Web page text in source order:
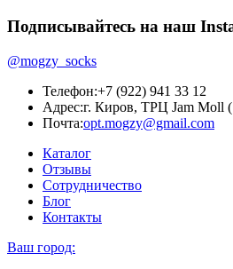
Подписывайтесь на наш
@mogzy_socks
Телефон:+7 (922) 941 33 12
Адрес:г. Киров, ТРЦ Jam Moll
Почта:opt.mogzy@gmail.com
Каталог
Отзывы
Сотрудничество
Блог
Контакты
Ваш город: